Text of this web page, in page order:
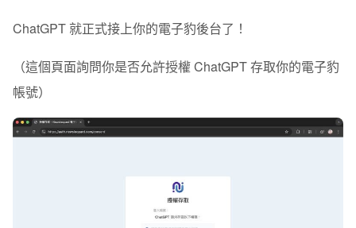
ChatGPT 就正式接上你的電子豹後台了！
（這個頁面詢問你是否允許授權 ChatGPT 存取你的電子豹
帳號）